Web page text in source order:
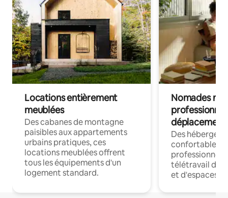
Locations entièrement
meublées
Des cabanes de montagne
paisibles aux appartements
urbains pratiques, ces
locations meublées offrent
tous les équipements d'un
logement standard.
Nomades
déplacement
Des
confortables
professionnels
télétravail
et d'espaces